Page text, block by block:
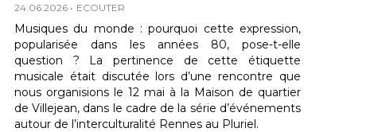
24.06.2026 ECOUTER
Musiques du monde : pourquoi cette expression,
popularisée dans les années 80, pose-t-elle
question ? La pertinence de cette étiquette
musicale était discutée lors d’une rencontre que
nous organisions le 12 mai à la Maison de quartier
de Villejean, dans le cadre de la série d’événements
autour de l’interculturalité Rennes au Pluriel.